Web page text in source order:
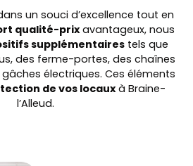
un souci d’excellence tout en
qualité-prixavantageux, nous
supplémentaires tels que
des ferme-portes, des chaînes
électriques. Ces éléments
de vos locauxà Braine-
l’Alleud.